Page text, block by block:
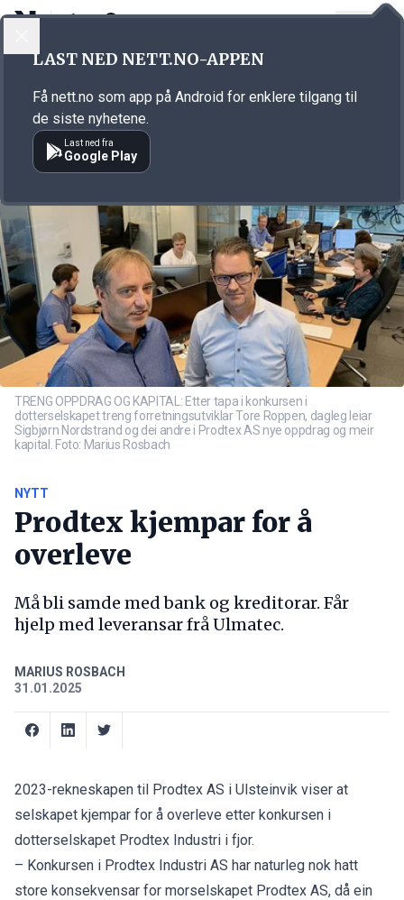
Annonsørinnhold
TRENG OPPDRAG OG KAPITAL: Etter tapa i konkursen i
dotterselskapet treng forretningsutviklar Tore Roppen, dagleg leiar
Sigbjørn Nordstrand og dei andre i Prodtex AS nye oppdrag og meir
kapital. Foto: Marius Rosbach
NYTT
Prodtex kjempar for å
overleve
Må bli samde med bank og kreditorar. Får
hjelp med leveransar frå Ulmatec.
MARIUS ROSBACH
31.01.2025
2023-rekneskapen til Prodtex AS i Ulsteinvik viser at
selskapet kjempar for å overleve etter konkursen i
dotterselskapet Prodtex Industri i fjor.
– Konkursen i Prodtex Industri AS har naturleg nok hatt
store konsekvensar for morselskapet Prodtex AS, då ein
LAST NED NETT.NO-APPEN
Få nett.no som app på Android for enklere tilgang til
de siste nyhetene.
Last ned fra
Google Play